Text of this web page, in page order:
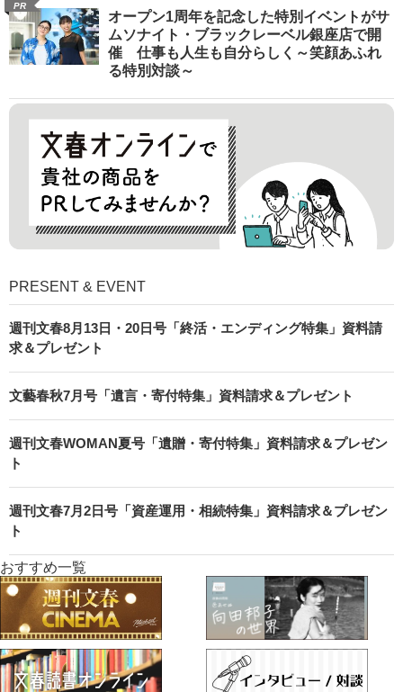
PR
オープン1周年を記念した特別イベントがサ
ムソナイト・ブラックレーベル銀座店で開
催 仕事も人生も自分らしく～笑顔あふれ
る特別対談～
PRESENT & EVENT
週刊文春8月13日・20日号「終活・エンディング特集」資料請
求＆プレゼント
文藝春秋7月号「遺言・寄付特集」資料請求＆プレゼント
週刊文春WOMAN夏号「遺贈・寄付特集」資料請求＆プレゼン
ト
週刊文春7月2日号「資産運用・相続特集」資料請求＆プレゼン
ト
おすすめ一覧